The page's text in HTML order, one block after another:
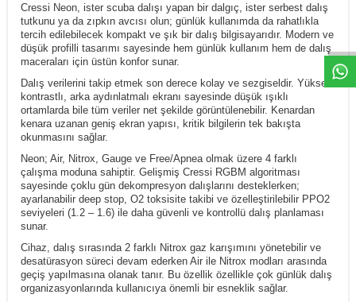
Cressi Neon, ister scuba dalışı yapan bir dalgıç, ister serbest dalış
tutkunu ya da zıpkın avcısı olun; günlük kullanımda da rahatlıkla
tercih edilebilecek kompakt ve şık bir dalış bilgisayarıdır. Modern ve
düşük profilli tasarımı sayesinde hem günlük kullanım hem de dalış
maceraları için üstün konfor sunar.
Dalış verilerini takip etmek son derece kolay ve sezgiseldir. Yüksek
kontrastlı, arka aydınlatmalı ekranı sayesinde düşük ışıklı
ortamlarda bile tüm veriler net şekilde görüntülenebilir. Kenardan
kenara uzanan geniş ekran yapısı, kritik bilgilerin tek bakışta
okunmasını sağlar.
Neon; Air, Nitrox, Gauge ve Free/Apnea olmak üzere 4 farklı
çalışma moduna sahiptir. Gelişmiş Cressi RGBM algoritması
sayesinde çoklu gün dekompresyon dalışlarını desteklerken;
ayarlanabilir deep stop, O2 toksisite takibi ve özelleştirilebilir PPO2
seviyeleri (1.2 – 1.6) ile daha güvenli ve kontrollü dalış planlaması
sunar.
Cihaz, dalış sırasında 2 farklı Nitrox gaz karışımını yönetebilir ve
desatürasyon süreci devam ederken Air ile Nitrox modları arasında
geçiş yapılmasına olanak tanır. Bu özellik özellikle çok günlük dalış
organizasyonlarında kullanıcıya önemli bir esneklik sağlar.